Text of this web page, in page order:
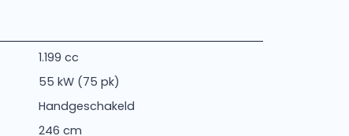
1.199 cc
55 kW (75 pk)
Handgeschakeld
246 cm